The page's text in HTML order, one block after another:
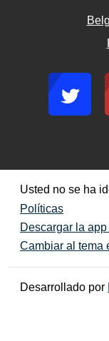
Usted no se ha
Políticas
Descargar la
Cambiar al tema
Desarrollado por